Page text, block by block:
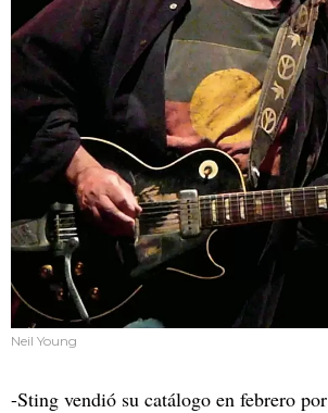
Neil Young
-Sting vendió su catálogo en febrero